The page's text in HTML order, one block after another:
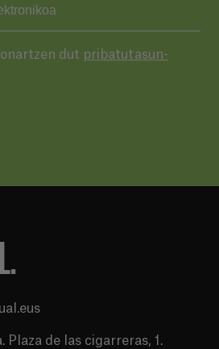
dut pribatutasun-
Plaza de las cigarreras, 1.